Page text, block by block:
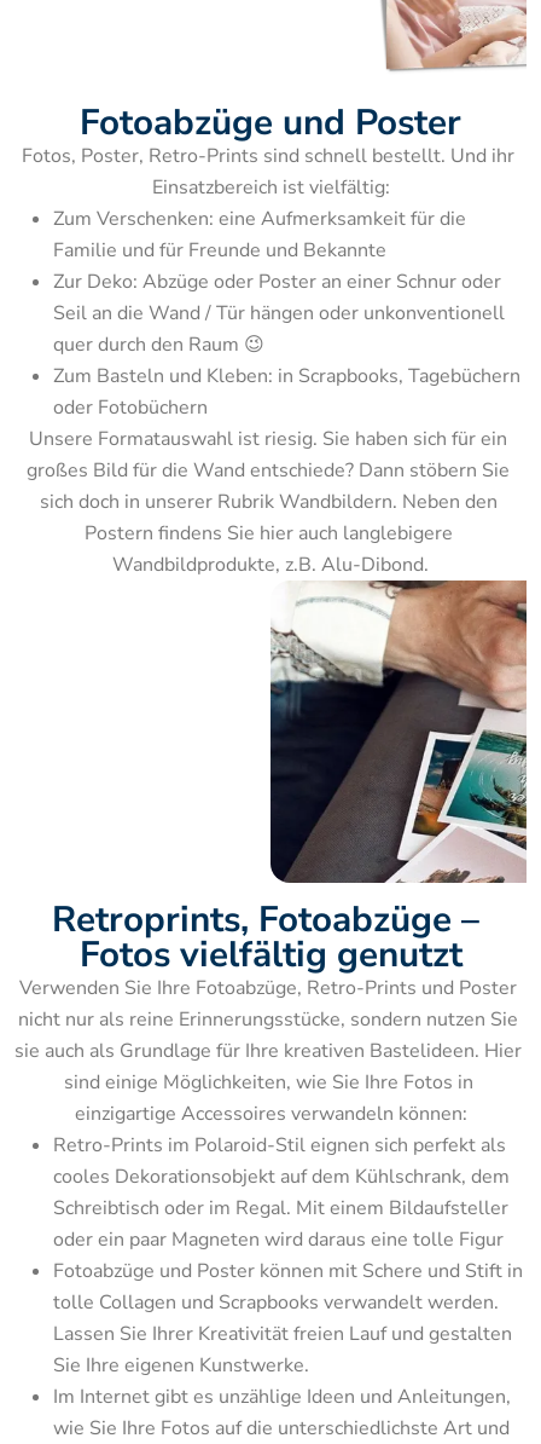
Fotoabzüge und Poster
Fotos, Poster, Retro-Prints sind schnell bestellt. Und ihr
Zum Verschenken: eine Aufmerksamkeit für die
Familie und für Freunde und Bekannte
Zur Deko: Abzüge oder Poster an einer Schnur oder
Seil an die Wand / Tür hängen oder unkonventionell
quer durch den Raum 😉
Zum Basteln und Kleben: in Scrapbooks, Tagebüchern
Unsere Formatauswahl ist riesig. Sie haben sich für ein
großes Bild für die Wand entschiede? Dann stöbern Sie
sich doch in unserer Rubrik Wandbildern. Neben den
Postern findens Sie hier auch langlebigere
Wandbildprodukte, z.B. Alu-Dibond.
Retroprints, Fotoabzüge –
Fotos vielfältig genutzt
Verwenden Sie Ihre Fotoabzüge, Retro-Prints und Poster
nicht nur als reine Erinnerungsstücke, sondern nutzen Sie
sie auch als Grundlage für Ihre kreativen Bastelideen. Hier
sind einige Möglichkeiten, wie Sie Ihre Fotos in
einzigartige Accessoires verwandeln können:
Retro-Prints im Polaroid-Stil eignen sich perfekt als
cooles Dekorationsobjekt auf dem Kühlschrank, dem
Schreibtisch oder im Regal. Mit einem Bildaufsteller
oder ein paar Magneten wird daraus eine tolle Figur
Fotoabzüge und Poster können mit Schere und Stift in
tolle Collagen und Scrapbooks verwandelt werden.
Lassen Sie Ihrer Kreativität freien Lauf und gestalten
Sie Ihre eigenen Kunstwerke.
Im Internet gibt es unzählige Ideen und Anleitungen,
wie Sie Ihre Fotos auf die unterschiedlichste Art und